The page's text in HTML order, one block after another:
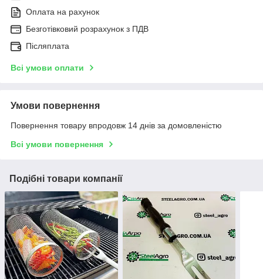
Оплата на рахунок
Безготівковий розрахунок з ПДВ
Післяплата
Всі умови оплати
Умови повернення
Повернення товару впродовж 14 днів за домовленістю
Всі умови повернення
Подібні товари компанії